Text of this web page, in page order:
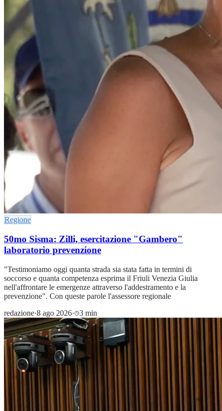
Regione
50mo Sisma: Zilli, esercitazione "Gambero"
laboratorio prevenzione
"Testimoniamo oggi quanta strada sia stata fatta in termini di
soccorso e quanta competenza esprima il Friuli Venezia Giulia
nell'affrontare le emergenze attraverso l'addestramento e la
prevenzione". Con queste parole l'assessore regionale
redazione·8 ago 2026· 3 min